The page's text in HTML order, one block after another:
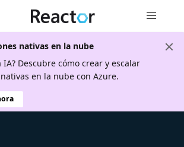
nativas en la nube
IA? Descubre cómo crear y escalar
en la nube con Azure.